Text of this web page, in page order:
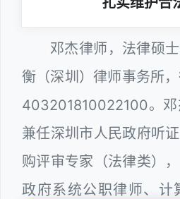
邓杰律师，法律硕
衡（深圳）律师事务所
403201810022100。邓
兼任深圳市人民政府听
购评审专家（法律类）
政府系统公职律师、计